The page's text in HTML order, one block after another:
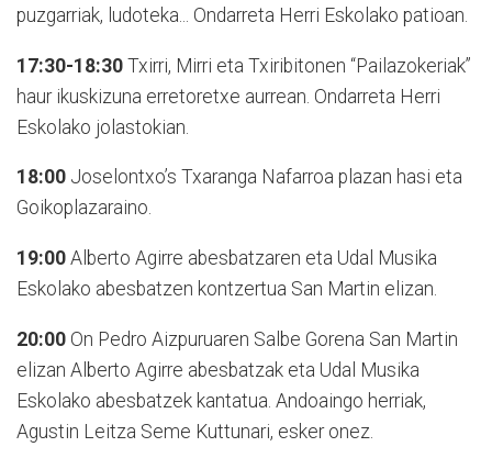
puzgarriak, ludoteka... Ondarreta Herri Eskolako patioan.
17:30-18:30 Txirri, Mirri eta Txiribitonen “Pailazokeriak”
haur ikuskizuna erretoretxe aurrean. Ondarreta Herri
Eskolako jolastokian.
18:00 Joselontxo’s Txaranga Nafarroa plazan hasi eta
Goikoplazaraino.
19:00 Alberto Agirre abesbatzaren eta Udal Musika
Eskolako abesbatzen kontzertua San Martin elizan.
20:00 On Pedro Aizpuruaren Salbe Gorena San Martin
elizan Alberto Agirre abesbatzak eta Udal Musika
Eskolako abesbatzek kantatua. Andoaingo herriak,
Agustin Leitza Seme Kuttunari, esker onez.